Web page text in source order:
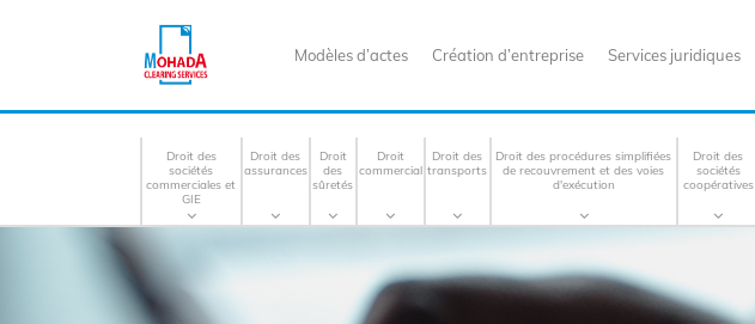
Modèles d’actes Création d’entreprise Services juridiques
Droit des
sociétés
commerciales et
GIE
Droit des
assurances
Droit
des
sûretés
Droit
commercial
Droit des
transports
Droit des procédures simplifiées
de recouvrement et des voies
d'exécution
Droit des
sociétés
coopératives